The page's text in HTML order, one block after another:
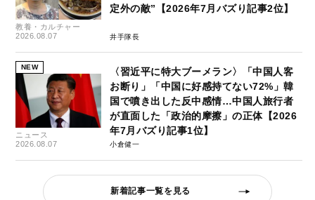
教養・カルチャー
2026.08.07
定外の敵”【2026年7月バズり記事2位】
井手隊長
NEW
ニュース
2026.08.07
〈習近平に特大ブーメラン〉「中国人客
お断り」「中国に好感持てない72%」韓
国で噴き出した反中感情…中国人旅行者
が直面した「政治的摩擦」の正体【2026
年7月バズり記事1位】
小倉健一
新着記事一覧を見る